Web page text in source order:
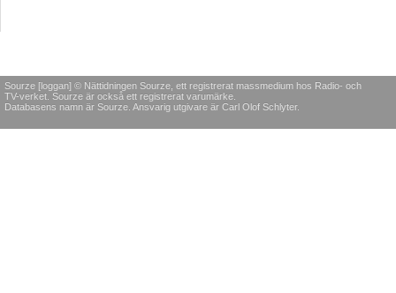
Sourze [loggan] © Nättidningen Sourze, ett registrerat massmedium hos Radio- och
TV-verket. Sourze är också ett registrerat varumärke.
Databasens namn är Sourze. Ansvarig utgivare är Carl Olof Schlyter.